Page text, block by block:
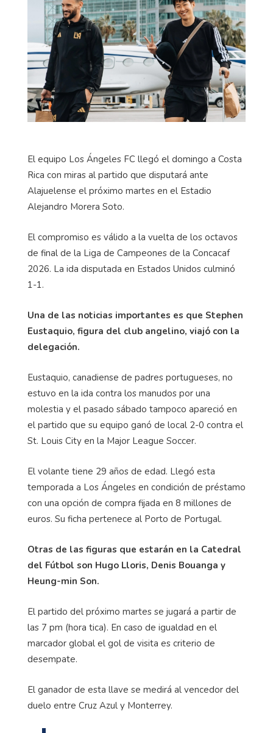
El equipo Los Ángeles FC llegó el domingo a Costa
Rica con miras al partido que disputará ante
Alajuelense el próximo martes en el Estadio
Alejandro Morera Soto.
El compromiso es válido a la vuelta de los octavos
de final de la Liga de Campeones de la Concacaf
2026. La ida disputada en Estados Unidos culminó
1-1.
Una de las noticias importantes es que Stephen
Eustaquio, figura del club angelino, viajó con la
delegación.
Eustaquio, canadiense de padres portugueses, no
estuvo en la ida contra los manudos por una
molestia y el pasado sábado tampoco apareció en
el partido que su equipo ganó de local 2-0 contra el
St. Louis City en la Major League Soccer.
El volante tiene 29 años de edad. Llegó esta
temporada a Los Ángeles en condición de préstamo
con una opción de compra fijada en 8 millones de
euros. Su ficha pertenece al Porto de Portugal.
Otras de las figuras que estarán en la Catedral
del Fútbol son Hugo Lloris, Denis Bouanga y
Heung-min Son.
El partido del próximo martes se jugará a partir de
las 7 pm (hora tica). En caso de igualdad en el
marcador global el gol de visita es criterio de
desempate.
El ganador de esta llave se medirá al vencedor del
duelo entre Cruz Azul y Monterrey.